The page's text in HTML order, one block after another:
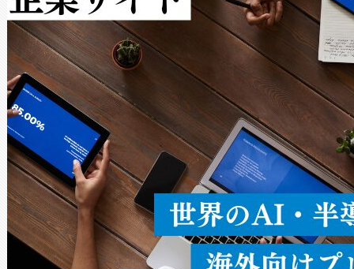
Avia 2は、2種類のFOVオプシ
× 80°のノーマルモード、長
ードを切り替えて使用するこ
ることなく、単一のデバイス
うにします。遠距離まで届く
密度なスキャ […]